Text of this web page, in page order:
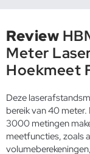
Review
Meter
Hoekmeet
Deze
bereik van 40
3000 metingen
meetfuncties, zoals